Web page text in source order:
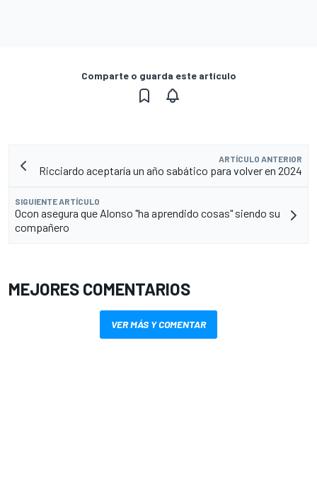
Comparte o guarda este artículo
ARTÍCULO ANTERIOR
Ricciardo aceptaría un año sabático para volver en 2024
SIGUIENTE ARTÍCULO
Ocon asegura que Alonso "ha aprendido cosas" siendo su
compañero
MEJORES COMENTARIOS
VER MÁS Y COMENTAR